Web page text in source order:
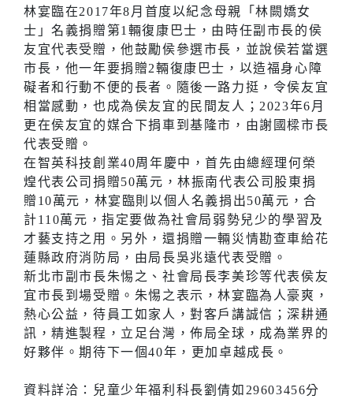
林宴臨在2017年8月首度以紀念母親「林闕嬌女
士」名義捐贈第1輛復康巴士，由時任副市長的侯
友宜代表受贈，他鼓勵侯參選市長，並說侯若當選
市長，他一年要捐贈2輛復康巴士，以造福身心障
礙者和行動不便的長者。隨後一路力挺，令侯友宜
相當感動，也成為侯友宜的民間友人；2023年6月
更在侯友宜的媒合下捐車到基隆市，由謝國樑市長
代表受贈。
在智英科技創業40周年慶中，首先由總經理何榮
煌代表公司捐贈50萬元，林振南代表公司股東捐
贈10萬元，林宴臨則以個人名義捐出50萬元，合
計110萬元，指定要做為社會局弱勢兒少的學習及
才藝支持之用。另外，還捐贈一輛災情勘查車給花
蓮縣政府消防局，由局長吳兆遠代表受贈。
新北市副市長朱惕之、社會局長李美珍等代表侯友
宜市長到場受贈。朱惕之表示，林宴臨為人豪爽，
熱心公益，待員工如家人，對客戶講誠信；深耕通
訊，精進製程，立足台灣，佈局全球，成為業界的
好夥伴。期待下一個40年，更加卓越成長。
資料詳洽：兒童少年福利科長劉倩如29603456分